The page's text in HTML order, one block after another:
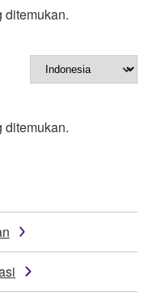
ditemukan.
ditemukan.